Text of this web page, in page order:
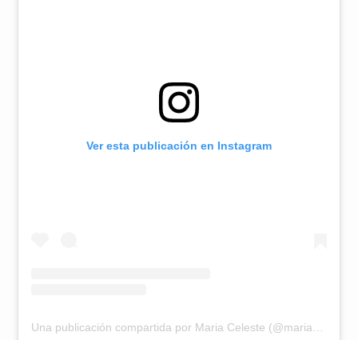
Ver esta publicación en Instagram